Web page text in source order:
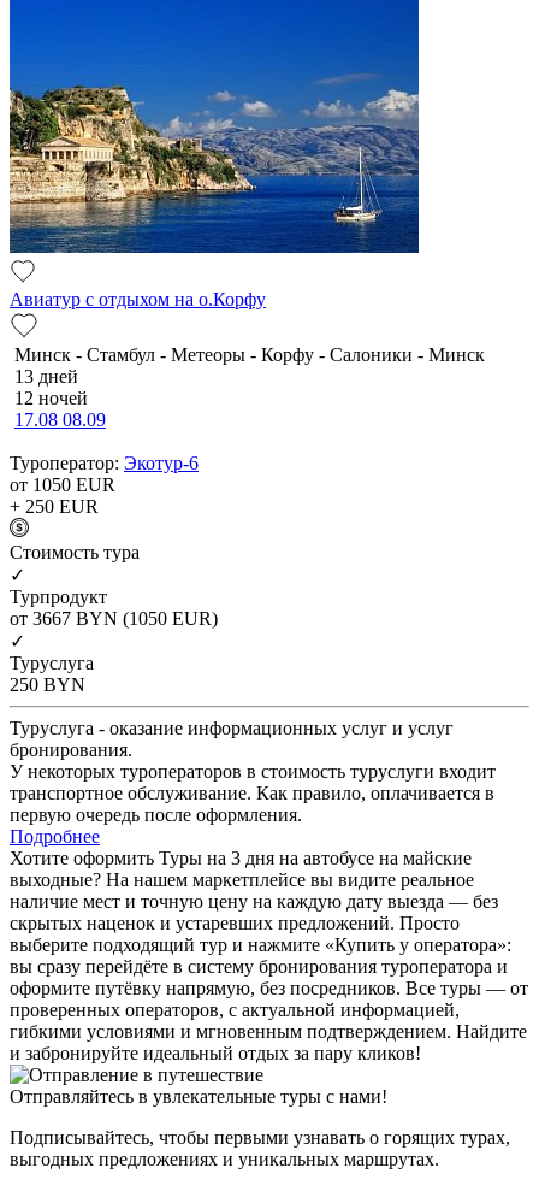
Авиатур с отдыхом на о.Корфу
Минск - Стамбул - Метеоры - Корфу - Салоники - Минск
13 дней
12 ночей
17.08 08.09
Туроператор: Экотур-6
от 1050 EUR
+ 250 EUR
Cтоимость тура
✓
Турпродукт
от 3667 BYN (1050 EUR)
✓
Туруслуга
250 BYN
Туруслуга - оказание информационных услуг и услуг
бронирования.
У некоторых туроператоров в стоимость туруслуги входит
транспортное обслуживание. Как правило, оплачивается в
первую очередь после оформления.
Подробнее
Хотите оформить Туры на 3 дня на автобусе на майские
выходные? На нашем маркетплейсе вы видите реальное
наличие мест и точную цену на каждую дату выезда — без
скрытых наценок и устаревших предложений. Просто
выберите подходящий тур и нажмите «Купить у оператора»:
вы сразу перейдёте в систему бронирования туроператора и
оформите путёвку напрямую, без посредников. Все туры — от
проверенных операторов, с актуальной информацией,
гибкими условиями и мгновенным подтверждением. Найдите
и забронируйте идеальный отдых за пару кликов!
Отправляйтесь в увлекательные туры с нами!
Подписывайтесь, чтобы первыми узнавать о горящих турах,
выгодных предложениях и уникальных маршрутах.